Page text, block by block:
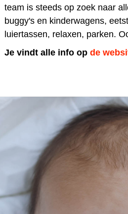
team is steeds op zoek naar
buggy's en kinderwagens,
luiertassen, relaxen, parken.
Je vindt alle info op de